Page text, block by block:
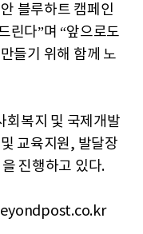
블루하트 캠페인
린다”며 “앞으로도
들기 위해 함께 노
회복지 및 국제개발
교육지원, 발달장
진행하고 있다.